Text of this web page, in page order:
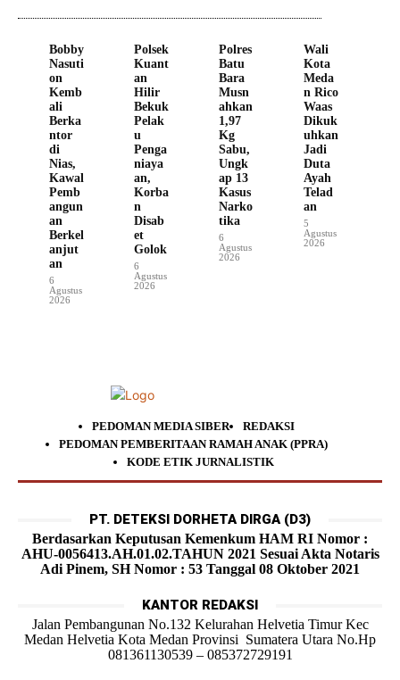
Bobby
Nasuti
on
Kemb
ali
Berka
ntor
di
Nias,
Kawal
Pemb
angun
an
Berkel
anjut
an
6
Agustus
2026
Polsek
Kuant
an
Hilir
Bekuk
Pelak
u
Penga
niaya
an,
Korba
n
Disab
et
Golok
6
Agustus
2026
Polres
Batu
Bara
Musn
ahkan
1,97
Kg
Sabu,
Ungk
ap 13
Kasus
Narko
tika
6
Agustus
2026
Wali
Kota
Meda
n Rico
Waas
Dikuk
uhkan
Jadi
Duta
Ayah
Telad
an
5
Agustus
2026
PEDOMAN MEDIA SIBER
REDAKSI
PEDOMAN PEMBERITAAN RAMAH ANAK (PPRA)
KODE ETIK JURNALISTIK
PT. DETEKSI DORHETA DIRGA (D3)
Berdasarkan Keputusan Kemenkum HAM RI Nomor :
AHU-0056413.AH.01.02.TAHUN 2021 Sesuai Akta Notaris
Adi Pinem, SH Nomor : 53 Tanggal 08 Oktober 2021
KANTOR REDAKSI
Jalan Pembangunan No.132 Kelurahan Helvetia Timur Kec
Medan Helvetia Kota Medan Provinsi Sumatera Utara No.Hp
081361130539 – 085372729191